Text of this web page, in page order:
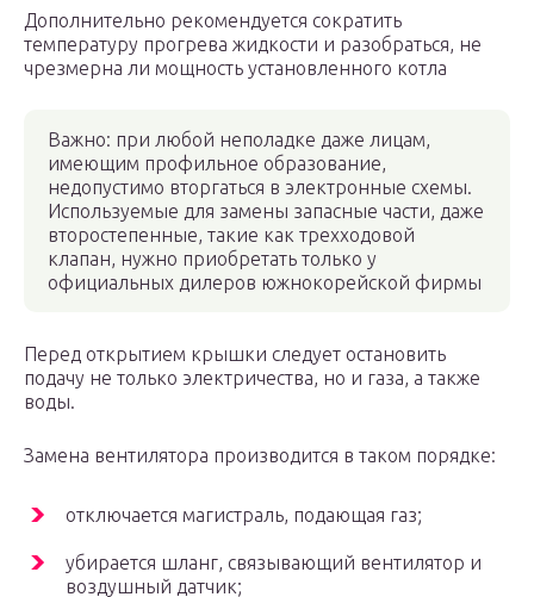
Дополнительно рекомендуется сократить
температуру прогрева жидкости и разобраться, не
чрезмерна ли мощность установленного котла
Важно: при любой неполадке даже лицам,
имеющим профильное образование,
недопустимо вторгаться в электронные схемы.
Используемые для замены запасные части, даже
второстепенные, такие как трехходовой
клапан, нужно приобретать только у
официальных дилеров южнокорейской фирмы
Перед открытием крышки следует остановить
подачу не только электричества, но и газа, а также
воды.
Замена вентилятора производится в таком порядке:
отключается магистраль, подающая газ;
убирается шланг, связывающий вентилятор и
воздушный датчик;